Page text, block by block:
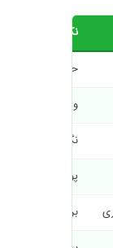
نکته کاربردی
حتماً از شب قبل
ورقه‌ای خرد شده
نگینی خرد شده
پوره یا ریز خرد
برای رنگ و لعاب